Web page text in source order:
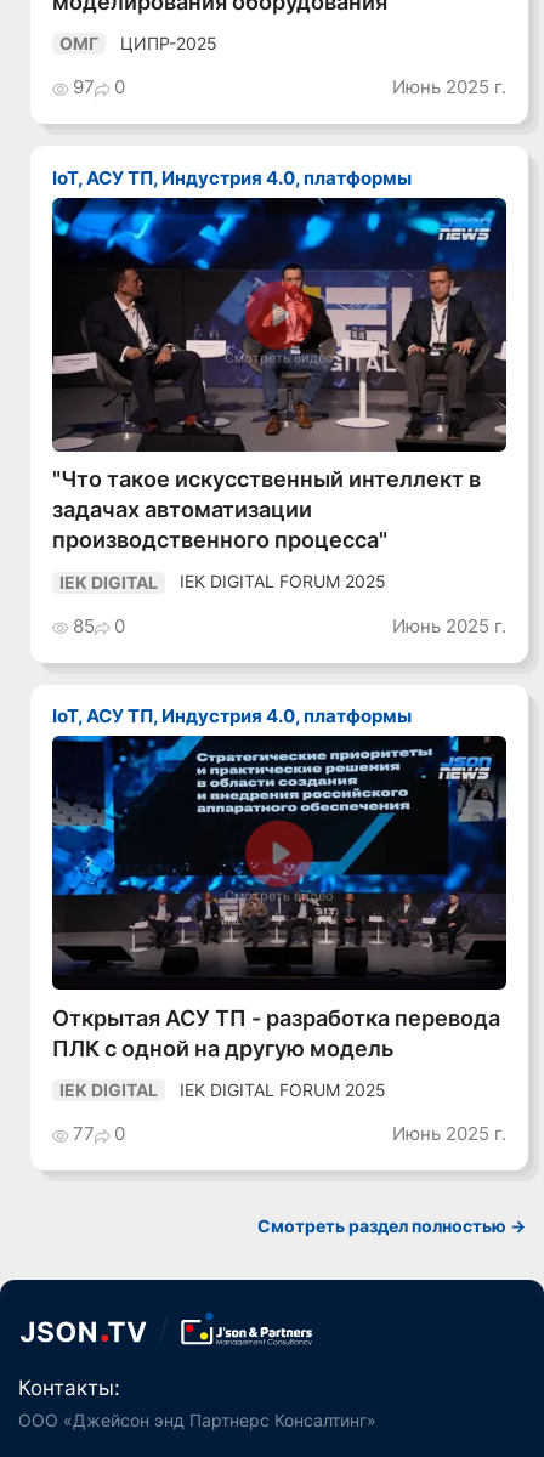
ОМГ ЦИПР-2025
97 0 Июнь 2025 г.
IoT, АСУ ТП, Индустрия 4.0, платформы
Смотреть видео
"Что такое искусственный интеллект в
задачах автоматизации
производственного процесса"
IEK DIGITAL IEK DIGITAL FORUM 2025
85 0 Июнь 2025 г.
IoT, АСУ ТП, Индустрия 4.0, платформы
Смотреть видео
Открытая АСУ ТП - разработка перевода
ПЛК с одной на другую модель
IEK DIGITAL IEK DIGITAL FORUM 2025
77 0 Июнь 2025 г.
Смотреть раздел полностью ->
Контакты:
ООО «Джейсон энд Партнерс Консалтинг»